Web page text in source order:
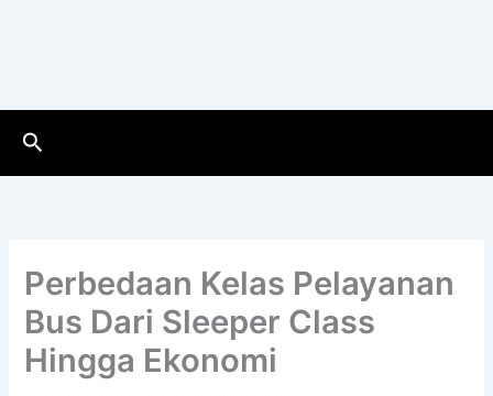
Cari
Perbedaan Kelas Pelayanan
Bus Dari Sleeper Class
Hingga Ekonomi